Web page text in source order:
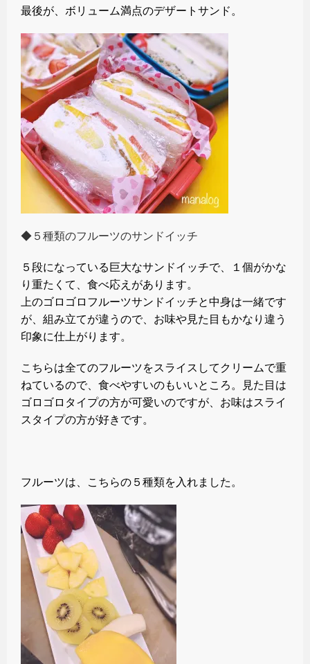
最後が、ボリューム満点のデザートサンド。
◆５種類のフルーツのサンドイッチ
５段になっている巨大なサンドイッチで、１個がかな
り重たくて、食べ応えがあります。
上のゴロゴロフルーツサンドイッチと中身は一緒です
が、組み立てが違うので、お味や見た目もかなり違う
印象に仕上がります。
こちらは全てのフルーツをスライスしてクリームで重
ねているので、食べやすいのもいいところ。見た目は
ゴロゴロタイプの方が可愛いのですが、お味はスライ
スタイプの方が好きです。
フルーツは、こちらの５種類を入れました。